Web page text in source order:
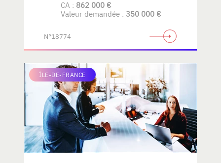
CA : 862 000 €
Valeur demandée : 350 000 €
N°18774
ÎLE-DE-FRANCE